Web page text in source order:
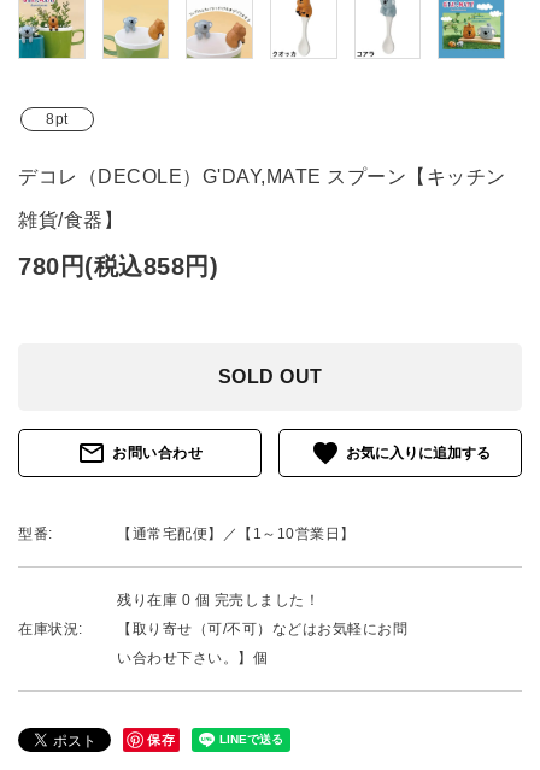
8pt
デコレ（DECOLE）G'DAY,MATE スプーン【キッチン
雑貨/食器】
780円(税込858円)
SOLD OUT
mail_outline お問い合わせ favorite
型番: 【通常宅配便】／【1～10営業日】
在庫状況:
残り在庫 0 個 完売しました！
【取り寄せ（可/不可）などはお気軽にお問
い合わせ下さい。】個
保存